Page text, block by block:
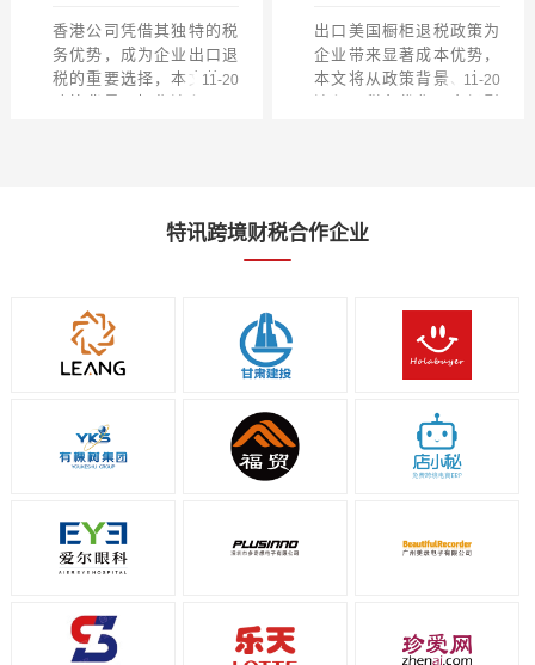
香港公司凭借其独特的税
务优势，成为企业出口退
税的重要选择，本文将从
11-20
出口美国橱柜退税政策为
企业带来显著成本优势，
本文将从政策背景、申请
11-20
特讯跨境财税合作企业